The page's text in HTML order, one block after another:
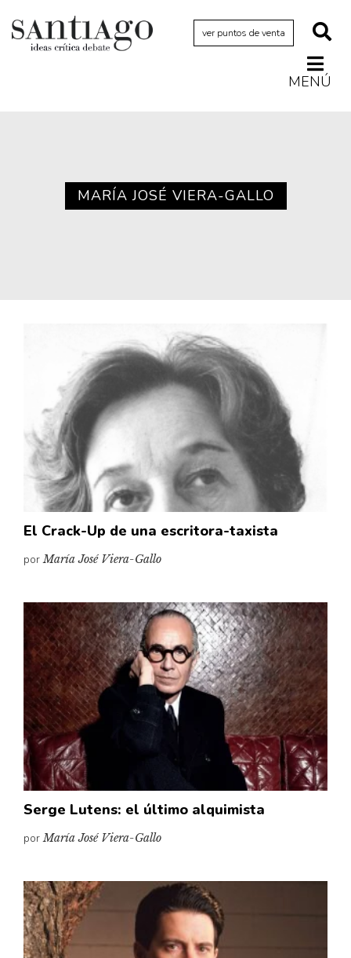
ver puntos de venta
MENÚ
Artes visuales
Diccionario portátil de la literatura chilena
Documentos
Fragmentos
Gran reserva
Historia
Historia material de los libros
Lagunas mentales
Libros
Literatura
Medioambiente
Narrativas visuales
Pensamiento
Pensamiento ilustrado
Personaje
Personajes secundarios
Política
Relecturas
Sociedad
Vidas paralelas
Voces y lecturas
MARÍA JOSÉ VIERA-GALLO
El Crack-Up de una escritora-taxista
porMaría José Viera-Gallo
Serge Lutens: el último alquimista
porMaría José Viera-Gallo